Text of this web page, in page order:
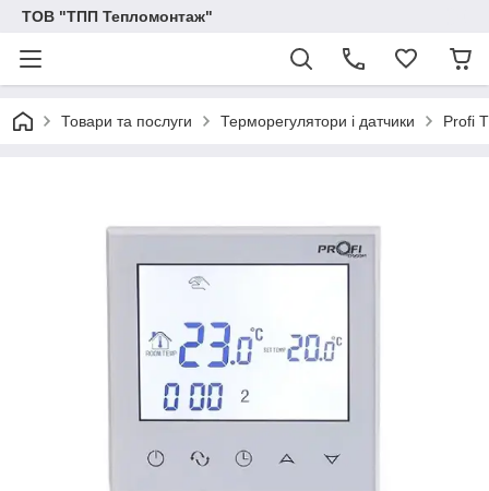
ТОВ "ТПП Тепломонтаж"
Товари та послуги Терморегулятори і датчики Profi